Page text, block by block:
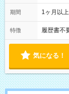
期間 1ヶ月以
特徴 履歴書不
気になる！